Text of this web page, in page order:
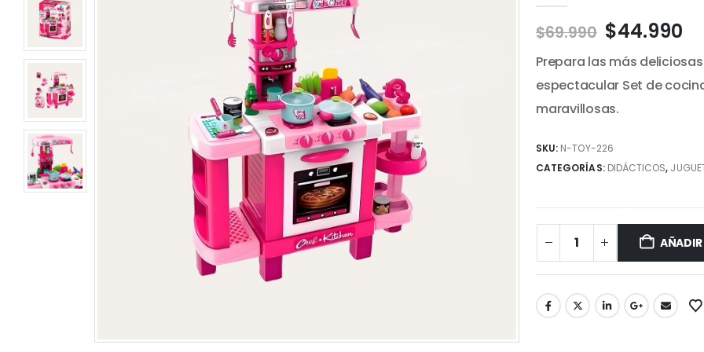
$69.990 El
original
era:
$69.990.
$44.990
Prepara las más
espectacular Set de
maravillosas.
SKU: N-TOY-226
CATEGORÍAS: DIDÁCTICOS,